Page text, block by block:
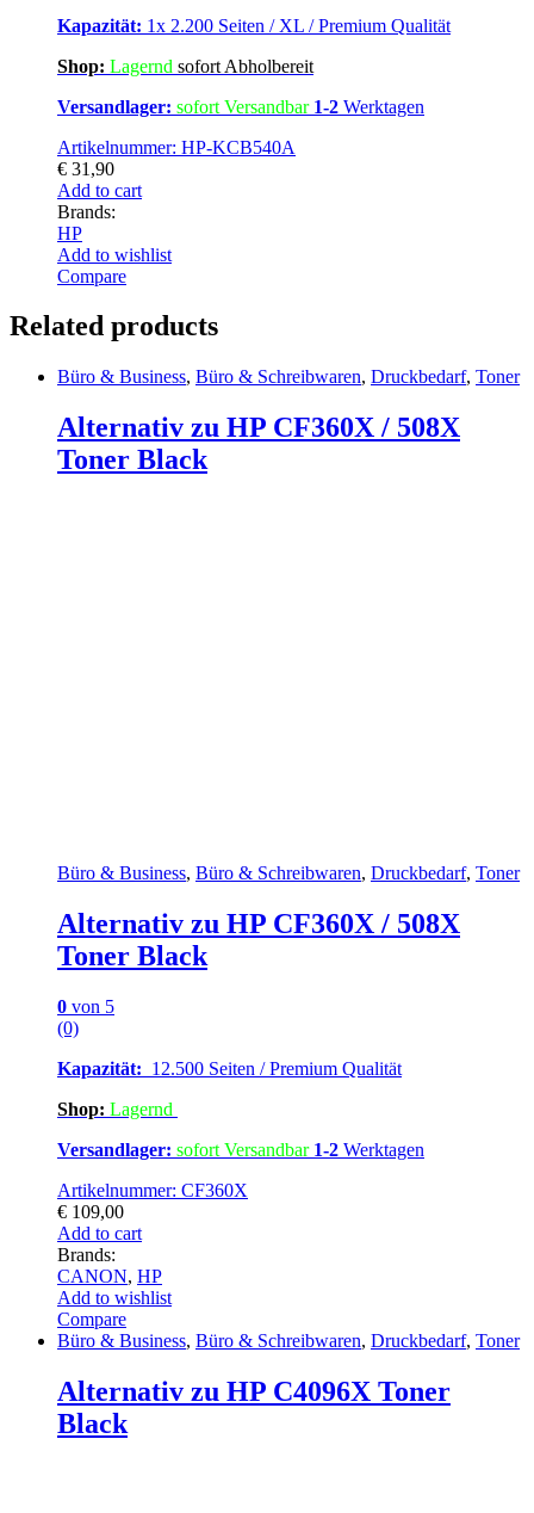
Kapazität: 1x 2.200 Seiten / XL / Premium Qualität
Shop: Lagernd sofort Abholbereit
Versandlager: sofort Versandbar 1-2 Werktagen
Artikelnummer: HP-KCB540A
€ 31,90
Add to cart
Brands:
HP
Add to wishlist
Compare
Related products
Büro & Business, Büro & Schreibwaren, Druckbedarf, Toner
Alternativ zu HP CF360X / 508X
Toner Black
Büro & Business, Büro & Schreibwaren, Druckbedarf, Toner
Alternativ zu HP CF360X / 508X
Toner Black
0 von 5
(0)
Kapazität: 12.500 Seiten / Premium Qualität
Shop: Lagernd
Versandlager: sofort Versandbar 1-2 Werktagen
Artikelnummer: CF360X
€ 109,00
Add to cart
Brands:
CANON, HP
Add to wishlist
Compare
Büro & Business, Büro & Schreibwaren, Druckbedarf, Toner
Alternativ zu HP C4096X Toner
Black